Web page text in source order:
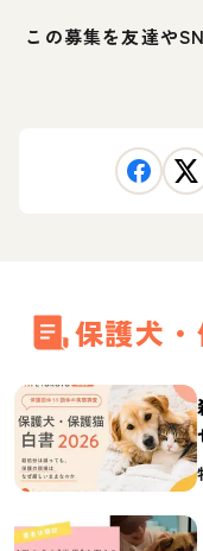
この募集を友達や
保護犬